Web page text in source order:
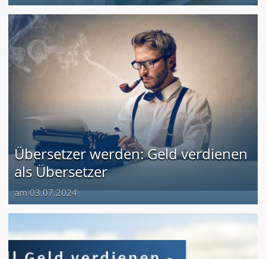
Übersetzer werden: Geld verdienen
als Übersetzer
am 03.07.2024